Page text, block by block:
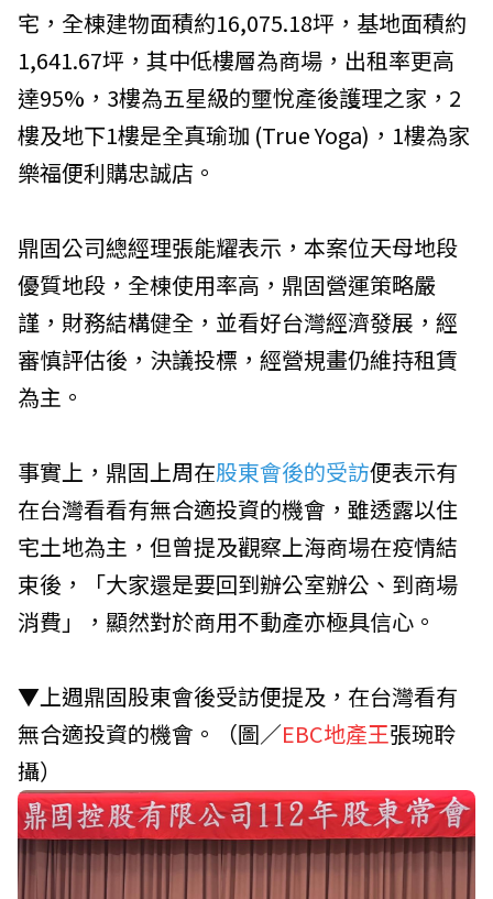
宅，全棟建物面積約16,075.18坪，基地面積約
1,641.67坪，其中低樓層為商場，出租率更高
達95%，3樓為五星級的壐悅產後護理之家，2
樓及地下1樓是全真瑜珈 (True Yoga)，1樓為家
樂福便利購忠誠店。
鼎固公司總經理張能耀表示，本案位天母地段
優質地段，全棟使用率高，鼎固營運策略嚴
謹，財務結構健全，並看好台灣經濟發展，經
審慎評估後，決議投標，經營規畫仍維持租賃
為主。
事實上，鼎固上周在股東會後的受訪便表示有
在台灣看看有無合適投資的機會，雖透露以住
宅土地為主，但曾提及觀察上海商場在疫情結
束後，「大家還是要回到辦公室辦公、到商場
消費」，顯然對於商用不動產亦極具信心。
▼上週鼎固股東會後受訪便提及，在台灣看有
無合適投資的機會。（圖／EBC地產王張琬聆
攝）